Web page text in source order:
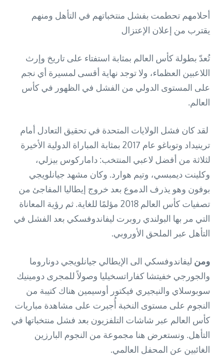
أحلامهم تحطمت بفشل منتخباتهم في التأهل ومنهم
يقترب من إعلان الإعتزال
تُعدّ بطولة كأس العالم بمثابة استفتاء على تاريخ وإرث
اللاعبين العظماء، ولا توجد نهاية أقسى لمسيرة أي نجم
على المستوى الدولي من الفشل في الظهور في كأس
العالم.
لقد كان فشل الولايات المتحدة في تحقيق التعادل أمام
ترينيداد وتوباغو عام 2017 بمثابة المباراة الدولية الأخيرة
لثلاثة من أفضل لاعبي المنتخب: داماركوس بيزلي،
وكلينت ديمبسي، وتيم هوارد. وكان مشهد جيانلويجي
بوفون وهو يذرف الدموع بعد خروج إيطاليا المفاجئ من
تصفيات كأس العالم 2018 مؤلمًا للغاية. ثم رؤية المعاناة
التي مر بها البولندي روبرت ليفاندوفسكي بعد الفشل في
التأهل عبر الملحق الأوروبي.
ومن ليفاندوفسكي الى الإيطالي جيانلويجي دوناروما
والجورجي خفيتشا كفاراتسخيليا وصولاً للمجرى دومينيك
سوبوسلاي والنيجيري فيكتور أوسيمين هناك كتيبة من
النجوم على مستوى النخبة أُجبرت على مشاهدة مباريات
كأس العالم عبر شاشات التلفزيون بعد فشل منتخباتها في
التأهل. ونستعرض هنا مجموعة من النجوم البارزين
الغائبين عن المحفل العالمي.